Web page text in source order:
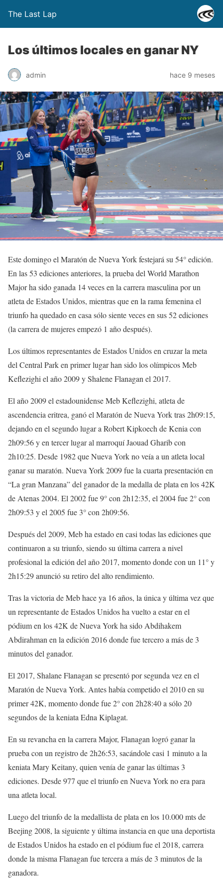
The Last Lap
Los últimos locales en ganar NY
admin hace 9 meses
Este domingo el Maratón de Nueva York festejará su 54° edición.
En las 53 ediciones anteriores, la prueba del World Marathon
Major ha sido ganada 14 veces en la carrera masculina por un
atleta de Estados Unidos, mientras que en la rama femenina el
triunfo ha quedado en casa sólo siente veces en sus 52 ediciones
(la carrera de mujeres empezó 1 año después).
Los últimos representantes de Estados Unidos en cruzar la meta
del Central Park en primer lugar han sido los olímpicos Meb
Keflezighi el año 2009 y Shalene Flanagan el 2017.
El año 2009 el estadounidense Meb Keflezighi, atleta de
ascendencia eritrea, ganó el Maratón de Nueva York tras 2h09:15,
dejando en el segundo lugar a Robert Kipkoech de Kenia con
2h09:56 y en tercer lugar al marroquí Jaouad Gharib con
2h10:25. Desde 1982 que Nueva York no veía a un atleta local
ganar su maratón. Nueva York 2009 fue la cuarta presentación en
“La gran Manzana” del ganador de la medalla de plata en los 42K
de Atenas 2004. El 2002 fue 9° con 2h12:35, el 2004 fue 2° con
2h09:53 y el 2005 fue 3° con 2h09:56.
Después del 2009, Meb ha estado en casi todas las ediciones que
continuaron a su triunfo, siendo su última carrera a nivel
profesional la edición del año 2017, momento donde con un 11° y
2h15:29 anunció su retiro del alto rendimiento.
Tras la victoria de Meb hace ya 16 años, la única y última vez que
un representante de Estados Unidos ha vuelto a estar en el
pódium en los 42K de Nueva York ha sido Abdihakem
Abdirahman en la edición 2016 donde fue tercero a más de 3
minutos del ganador.
El 2017, Shalane Flanagan se presentó por segunda vez en el
Maratón de Nueva York. Antes había competido el 2010 en su
primer 42K, momento donde fue 2° con 2h28:40 a sólo 20
segundos de la keniata Edna Kiplagat.
En su revancha en la carrera Major, Flanagan logró ganar la
prueba con un registro de 2h26:53, sacándole casi 1 minuto a la
keniata Mary Keitany, quien venía de ganar las últimas 3
ediciones. Desde 977 que el triunfo en Nueva York no era para
una atleta local.
Luego del triunfo de la medallista de plata en los 10.000 mts de
Beejing 2008, la siguiente y última instancia en que una deportista
de Estados Unidos ha estado en el pódium fue el 2018, carrera
donde la misma Flanagan fue tercera a más de 3 minutos de la
ganadora.